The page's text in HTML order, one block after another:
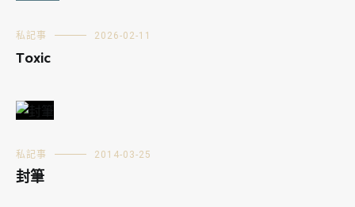
私記事 2026-02-11
Toxic
私記事 2014-03-25
封筆